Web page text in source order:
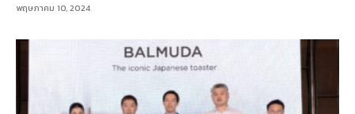
พฤษภาคม 10, 2024